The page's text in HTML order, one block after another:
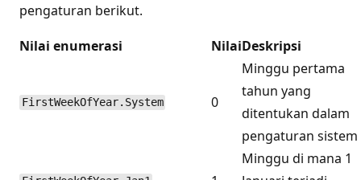
pengaturan berikut.
Nilai enumerasi
NilaiDeskripsi
FirstWeekOfYear.System 0
Minggu pertama
tahun yang
ditentukan dalam
pengaturan sistem
Minggu di mana 1